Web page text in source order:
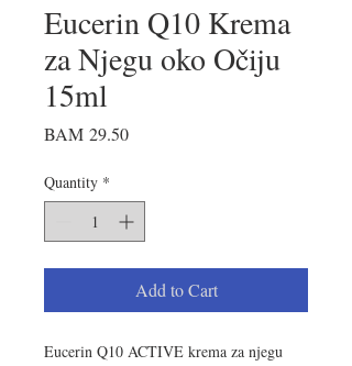
Eucerin Q10 Krema
za Njegu oko Očiju
15ml
BAM 29.50Price
Quantity *
Add to Cart
Eucerin Q10 ACTIVE krema za njegu